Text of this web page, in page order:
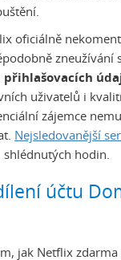
oficiálně
zneužívání
přihlašovacích
uživatelů i
zájemce
Nejsledovanější
hodin.
účtu
jak Netflix zdarma